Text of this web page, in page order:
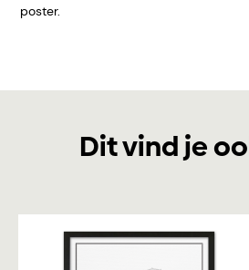
poster.
Dit vind je